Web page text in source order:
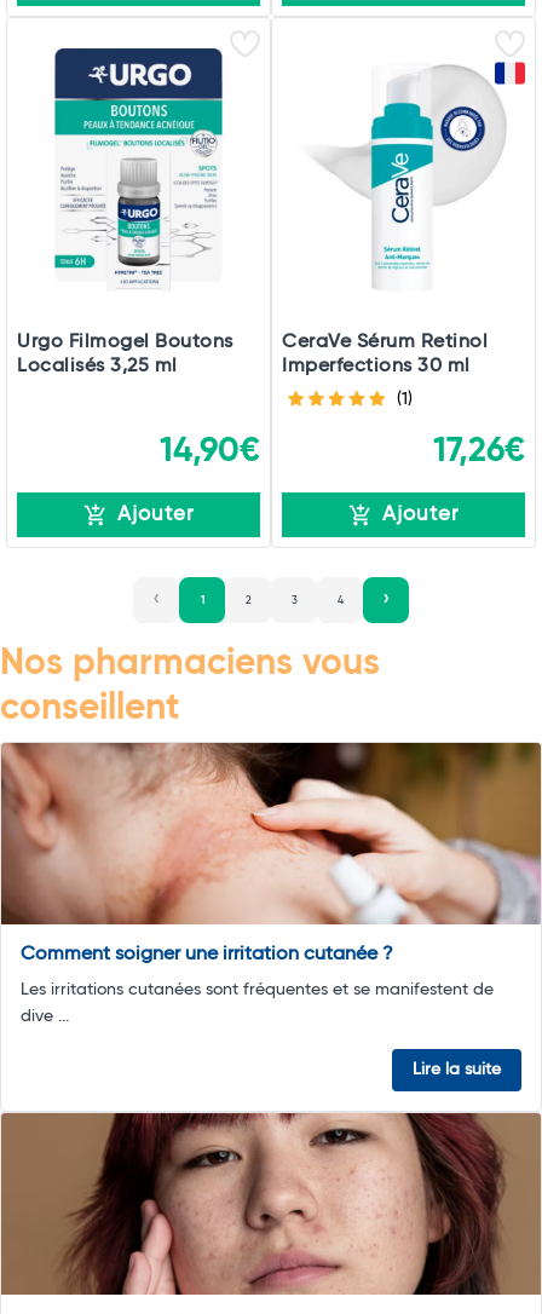
Urgo Filmogel Boutons
Localisés 3,25 ml
14,90€
Ajouter
CeraVe Sérum Retinol
Imperfections 30 ml
(1)
17,26€
Ajouter
1 2 3 4
Nos pharmaciens vous
conseillent
Comment soigner une irritation cutanée ?
Les irritations cutanées sont fréquentes et se manifestent de
dive ...
Lire la suite